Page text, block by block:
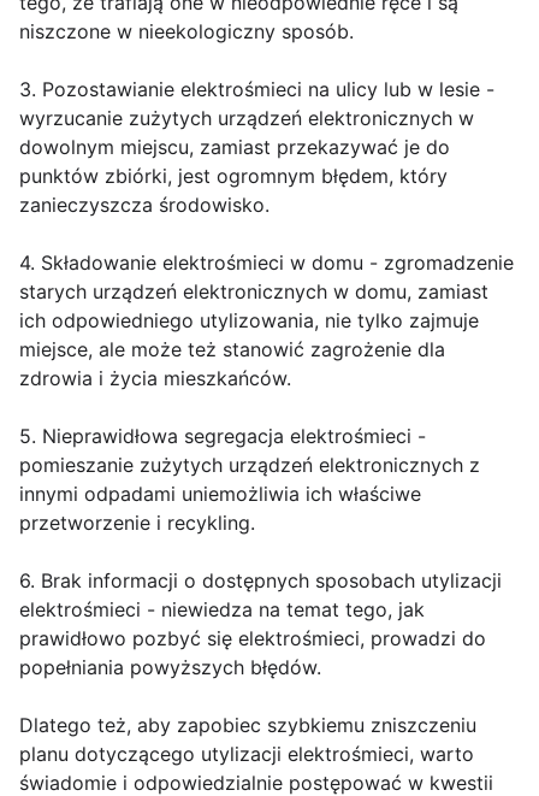
niszczone w nieekologiczny sposób.
3. Pozostawianie elektrośmieci na ulicy lub w lesie -
wyrzucanie zużytych urządzeń elektronicznych w
dowolnym miejscu, zamiast przekazywać je do
punktów zbiórki, jest ogromnym błędem, który
zanieczyszcza środowisko.
4. Składowanie elektrośmieci w domu - zgromadzenie
starych urządzeń elektronicznych w domu, zamiast
ich odpowiedniego utylizowania, nie tylko zajmuje
miejsce, ale może też stanowić zagrożenie dla
zdrowia i życia mieszkańców.
5. Nieprawidłowa segregacja elektrośmieci -
pomieszanie zużytych urządzeń elektronicznych z
innymi odpadami uniemożliwia ich właściwe
przetworzenie i recykling.
6. Brak informacji o dostępnych sposobach utylizacji
elektrośmieci - niewiedza na temat tego, jak
prawidłowo pozbyć się elektrośmieci, prowadzi do
popełniania powyższych błędów.
Dlatego też, aby zapobiec szybkiemu zniszczeniu
planu dotyczącego utylizacji elektrośmieci, warto
świadomie i odpowiedzialnie postępować w kwestii